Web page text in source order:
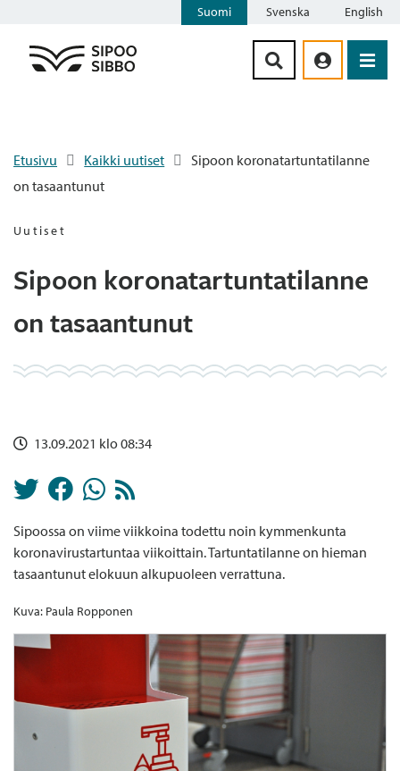
Suomi Svenska English
Etusivu Kaikki uutiset
Sipoon koronatartuntatilanne
on tasaantunut
Uutiset
Sipoon koronatartuntatilanne
on tasaantunut
13.09.2021 klo 08:34
Sipoossa on viime viikkoina todettu noin kymmenkunta
koronavirustartuntaa viikoittain. Tartuntatilanne on hieman
tasaantunut elokuun alkupuoleen verrattuna.
Kuva: Paula Ropponen